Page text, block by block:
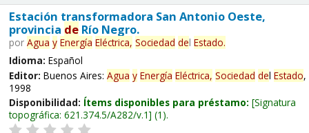
Estación transformadora San Antonio Oeste,
provincia deRío Negro.
por Agua y Energía Eléctrica, Sociedad del Estado.
Idioma: Español
Editor: Buenos Aires: Agua y Energía Eléctrica, Sociedad del Estado,
1998
Disponibilidad: Ítems disponibles para préstamo: Signatura
topográfica: 621.374.5/A282/v.1 (1).